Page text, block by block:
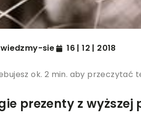
sie 16 | 12 | 2018
ok. 2 min. aby przeczytać
prezenty z wyższej